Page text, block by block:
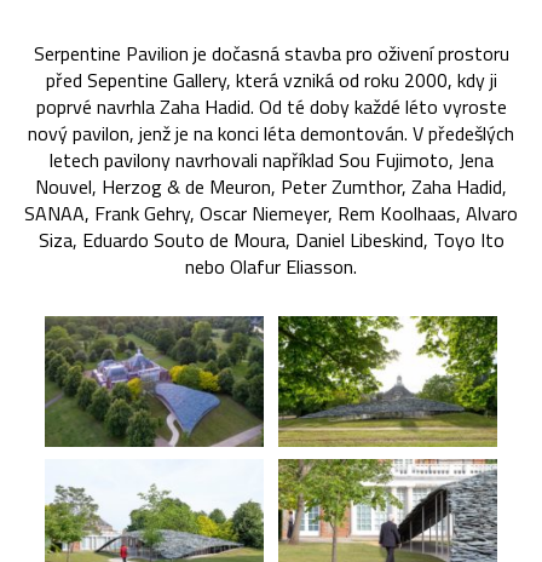
Serpentine Pavilion je dočasná stavba pro oživení prostoru
před Sepentine Gallery, která vzniká od roku 2000, kdy ji
poprvé navrhla Zaha Hadid. Od té doby každé léto vyroste
nový pavilon, jenž je na konci léta demontován. V předešlých
letech pavilony navrhovali například Sou Fujimoto, Jena
Nouvel, Herzog & de Meuron, Peter Zumthor, Zaha Hadid,
SANAA, Frank Gehry, Oscar Niemeyer, Rem Koolhaas, Alvaro
Siza, Eduardo Souto de Moura, Daniel Libeskind, Toyo Ito
nebo Olafur Eliasson.